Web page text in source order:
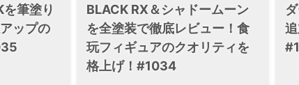
筆塗り
ップの
BLACK RX＆シャドームーン
を全塗装で徹底レビュー！食
玩フィギュアのクオリティを
格上げ！#1034